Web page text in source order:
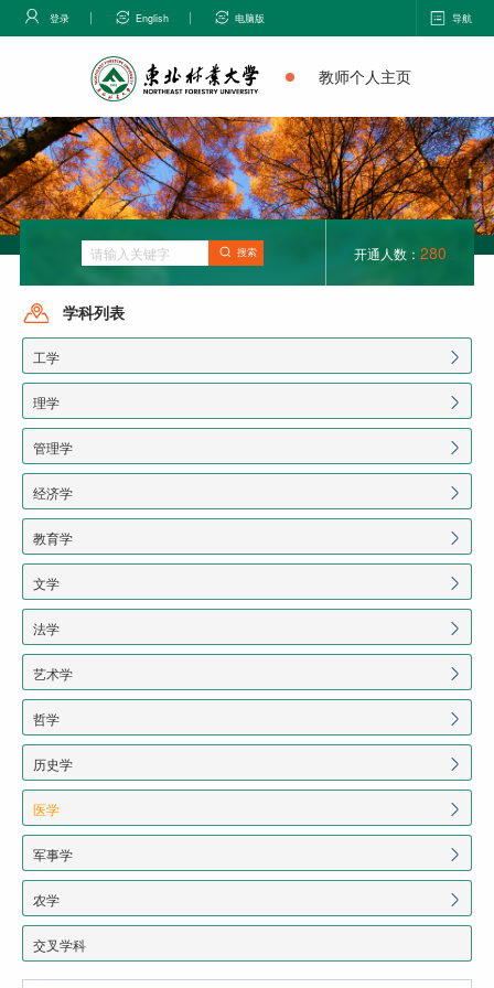
登录 English 电脑版 导航
教师个人主页
搜索 开通人数： 280
学科列表
工学
理学
管理学
经济学
教育学
文学
法学
艺术学
哲学
历史学
医学
军事学
农学
交叉学科